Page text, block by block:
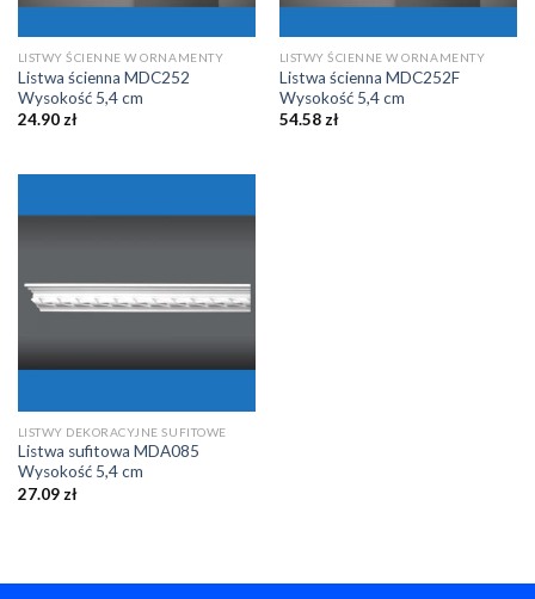
LISTWY ŚCIENNE W ORNAMENTY
Listwa ścienna MDC252
Wysokość 5,4 cm
24.90 zł
LISTWY ŚCIENNE W ORNAMENTY
Listwa ścienna MDC252F
Wysokość 5,4 cm
54.58 zł
LISTWY DEKORACYJNE SUFITOWE
Listwa sufitowa MDA085
Wysokość 5,4 cm
27.09 zł